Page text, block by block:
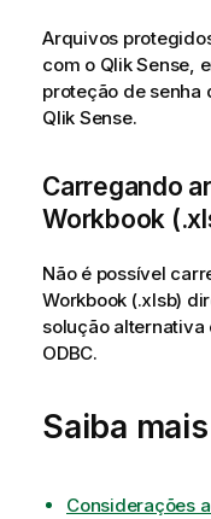
Arquivos
com o Qlik Sense,
proteção de senha
Qlik Sense.
Carregando
Workbook (
Não é possível
Workbook (.xlsb)
solução alternativa
ODBC.
Saiba mais
Considerações